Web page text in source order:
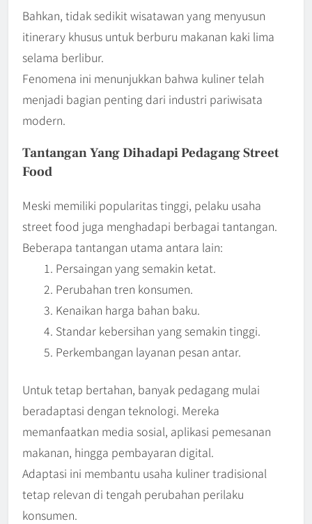
Bahkan, tidak sedikit wisatawan yang menyusun
itinerary khusus untuk berburu makanan kaki lima
selama berlibur.
Fenomena ini menunjukkan bahwa kuliner telah
menjadi bagian penting dari industri pariwisata
modern.
Tantangan Yang Dihadapi Pedagang Street
Food
Meski memiliki popularitas tinggi, pelaku usaha
street food juga menghadapi berbagai tantangan.
Beberapa tantangan utama antara lain:
Persaingan yang semakin ketat.
Perubahan tren konsumen.
Kenaikan harga bahan baku.
Standar kebersihan yang semakin tinggi.
Perkembangan layanan pesan antar.
Untuk tetap bertahan, banyak pedagang mulai
beradaptasi dengan teknologi. Mereka
memanfaatkan media sosial, aplikasi pemesanan
makanan, hingga pembayaran digital.
Adaptasi ini membantu usaha kuliner tradisional
tetap relevan di tengah perubahan perilaku
konsumen.